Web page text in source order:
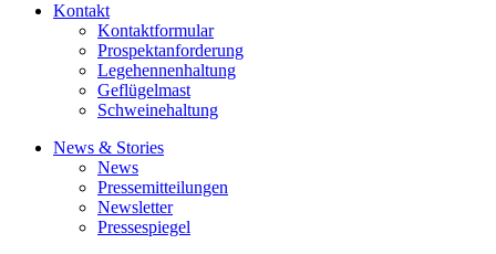
Kontakt
Kontaktformular
Prospektanforderung
Legehennenhaltung
Geflügelmast
Schweinehaltung
News & Stories
News
Pressemitteilungen
Newsletter
Pressespiegel